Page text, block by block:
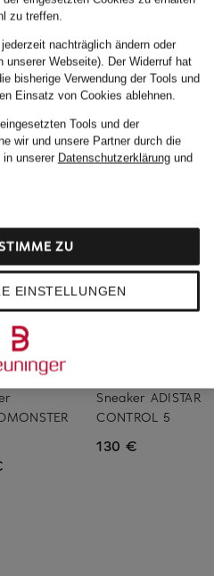
Sneaker ADISTAR
CONTROL 5
130 €
zu treffen.
nachträglich ändern oder
Webseite). Der Widerruf hat
bisherige Verwendung der Tools und
Einsatz von Cookies ablehnen.
Tools und der
wir und unsere Partner durch die
in unserer Datenschutzerklärungund
EINSTELLUNGEN
ZU